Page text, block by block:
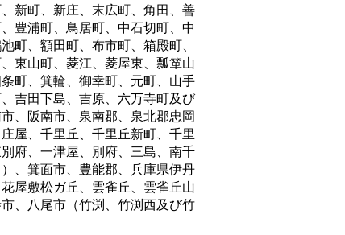
新町、新庄、末広町、角田、善
豊浦町、鳥居町、中石切町、中
町、額田町、布市町、箱殿町、
東山町、菱江、菱屋東、瓢箪山
町、箕輪、御幸町、元町、山手
吉田下島、吉原、六万寺町及び
、阪南市、泉南郡、泉北郡忠岡
屋、千里丘、千里丘新町、千里
府、一津屋、別府、三島、南千
、箕面市、豊能郡、兵庫県伊丹
屋敷松ガ丘、雲雀丘、雲雀丘山
、八尾市（竹渕、竹渕西及び竹